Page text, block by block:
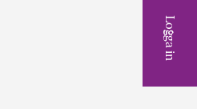
Logga in